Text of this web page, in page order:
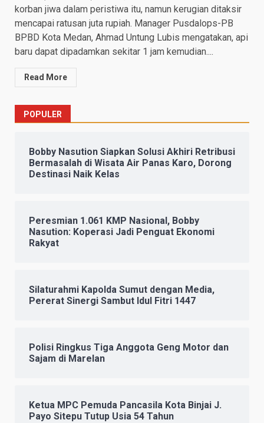
korban jiwa dalam peristiwa itu, namun kerugian ditaksir
mencapai ratusan juta rupiah. Manager Pusdalops-PB
BPBD Kota Medan, Ahmad Untung Lubis mengatakan, api
baru dapat dipadamkan sekitar 1 jam kemudian....
Read More
POPULER
Bobby Nasution Siapkan Solusi Akhiri Retribusi
Bermasalah di Wisata Air Panas Karo, Dorong
Destinasi Naik Kelas
Peresmian 1.061 KMP Nasional, Bobby
Nasution: Koperasi Jadi Penguat Ekonomi
Rakyat
Silaturahmi Kapolda Sumut dengan Media,
Pererat Sinergi Sambut Idul Fitri 1447
Polisi Ringkus Tiga Anggota Geng Motor dan
Sajam di Marelan
Ketua MPC Pemuda Pancasila Kota Binjai J.
Payo Sitepu Tutup Usia 54 Tahun